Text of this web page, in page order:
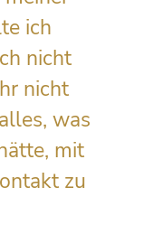
ich
nicht
nicht
was
mit
zu